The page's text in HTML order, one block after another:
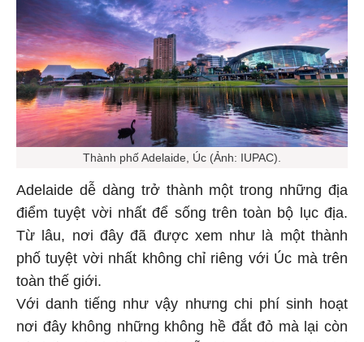
Thành phố Adelaide, Úc (Ảnh: IUPAC).
Adelaide dễ dàng trở thành một trong những địa
điểm tuyệt vời nhất để sống trên toàn bộ lục địa.
Từ lâu, nơi đây đã được xem như là một thành
phố tuyệt vời nhất không chỉ riêng với Úc mà trên
toàn thế giới.
Với danh tiếng như vậy nhưng chi phí sinh hoạt
nơi đây không những không hề đắt đỏ mà lại còn